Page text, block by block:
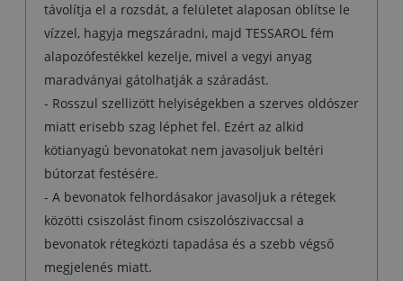
távolítja el a rozsdát, a felületet alaposan öblítse le
vízzel, hagyja megszáradni, majd TESSAROL fém
alapozófestékkel kezelje, mivel a vegyi anyag
maradványai gátolhatják a száradást.
- Rosszul szellizött helyiségekben a szerves oldószer
miatt erisebb szag léphet fel. Ezért az alkid
kötianyagú bevonatokat nem javasoljuk beltéri
bútorzat festésére.
- A bevonatok felhordásakor javasoljuk a rétegek
közötti csiszolást finom csiszolószivaccsal a
bevonatok rétegközti tapadása és a szebb végső
megjelenés miatt.